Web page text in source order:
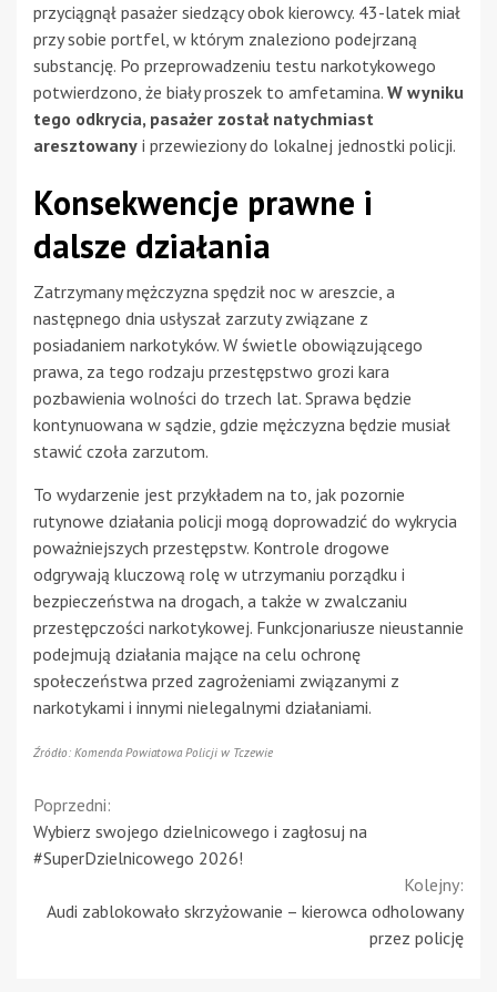
przyciągnął pasażer siedzący obok kierowcy. 43-latek miał
przy sobie portfel, w którym znaleziono podejrzaną
substancję. Po przeprowadzeniu testu narkotykowego
potwierdzono, że biały proszek to amfetamina. W wyniku
tego odkrycia, pasażer został natychmiast
aresztowany i przewieziony do lokalnej jednostki policji.
Konsekwencje prawne i
dalsze działania
Zatrzymany mężczyzna spędził noc w areszcie, a
następnego dnia usłyszał zarzuty związane z
posiadaniem narkotyków. W świetle obowiązującego
prawa, za tego rodzaju przestępstwo grozi kara
pozbawienia wolności do trzech lat. Sprawa będzie
kontynuowana w sądzie, gdzie mężczyzna będzie musiał
stawić czoła zarzutom.
To wydarzenie jest przykładem na to, jak pozornie
rutynowe działania policji mogą doprowadzić do wykrycia
poważniejszych przestępstw. Kontrole drogowe
odgrywają kluczową rolę w utrzymaniu porządku i
bezpieczeństwa na drogach, a także w zwalczaniu
przestępczości narkotykowej. Funkcjonariusze nieustannie
podejmują działania mające na celu ochronę
społeczeństwa przed zagrożeniami związanymi z
narkotykami i innymi nielegalnymi działaniami.
Źródło: Komenda Powiatowa Policji w Tczewie
Continue
Reading
Poprzedni:
Wybierz swojego dzielnicowego i zagłosuj na
#SuperDzielnicowego 2026!
Kolejny:
Audi zablokowało skrzyżowanie – kierowca odholowany
przez policję